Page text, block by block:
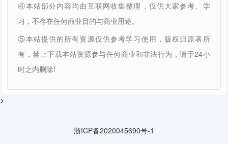
④本站部分内容均由互联网收集整理，仅供大家参考、学
习，不存在任何商业目的与商业用途。
⑤本站提供的所有资源仅供参考学习使用，版权归原著所
有，禁止下载本站资源参与任何商业和非法行为，请于24小
时之内删除!
>
浙ICP备2020045690号-1